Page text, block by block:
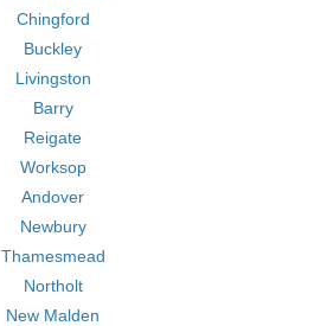
Chingford
Buckley
Livingston
Barry
Reigate
Worksop
Andover
Newbury
Thamesmead
Northolt
New Malden